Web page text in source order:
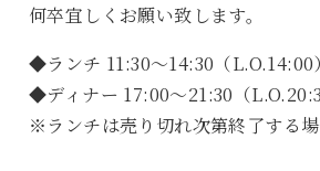
何卒宜しくお願い致します。
◆ランチ 11:30～14:30（L.O.14:00）
◆ディナー 17:00～21:30（
※ランチは売り切れ次第終了する